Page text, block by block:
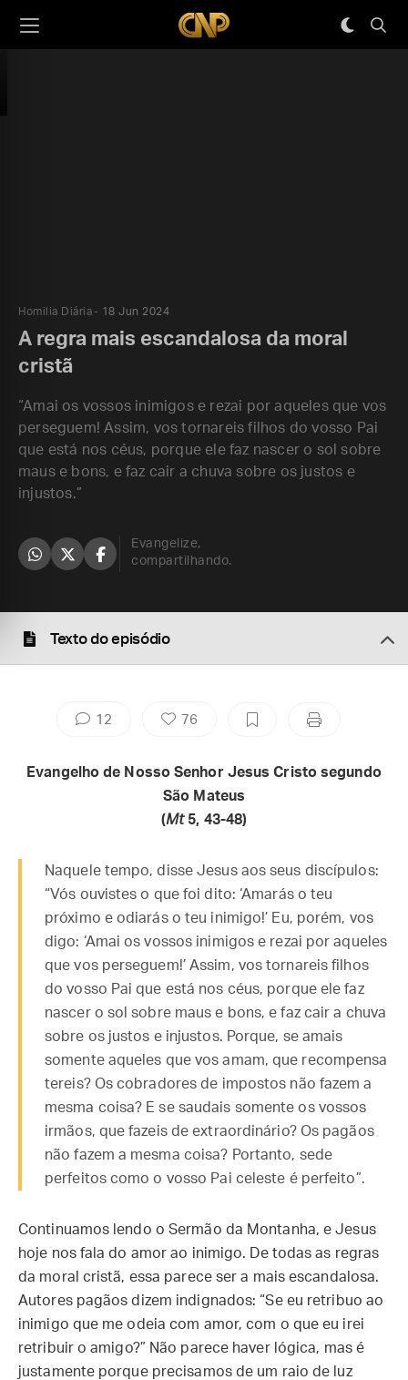
Homilia Diária 18 Jun 2024
A regra mais escandalosa da moral
cristã
“Amai os vossos inimigos e rezai por aqueles que vos
perseguem! Assim, vos tornareis filhos do vosso Pai
que está nos céus, porque ele faz nascer o sol sobre
maus e bons, e faz cair a chuva sobre os justos e
injustos.”
Evangelize,
compartilhando.
Texto do episódio
12 76
Evangelho de Nosso Senhor Jesus Cristo segundo
São Mateus
(Mt 5, 43-48)
Naquele tempo, disse Jesus aos seus discípulos:
“Vós ouvistes o que foi dito: ‘Amarás o teu
próximo e odiarás o teu inimigo!’ Eu, porém, vos
digo: ‘Amai os vossos inimigos e rezai por aqueles
que vos perseguem!’ Assim, vos tornareis filhos
do vosso Pai que está nos céus, porque ele faz
nascer o sol sobre maus e bons, e faz cair a chuva
sobre os justos e injustos. Porque, se amais
somente aqueles que vos amam, que recompensa
tereis? Os cobradores de impostos não fazem a
mesma coisa? E se saudais somente os vossos
irmãos, que fazeis de extraordinário? Os pagãos
não fazem a mesma coisa? Portanto, sede
perfeitos como o vosso Pai celeste é perfeito”.
Continuamos lendo o Sermão da Montanha, e Jesus
hoje nos fala do amor ao inimigo. De todas as regras
da moral cristã, essa parece ser a mais escandalosa.
Autores pagãos dizem indignados: “Se eu retribuo ao
inimigo que me odeia com amor, com o que eu irei
retribuir o amigo?” Não parece haver lógica, mas é
justamente porque precisamos de um raio de luz